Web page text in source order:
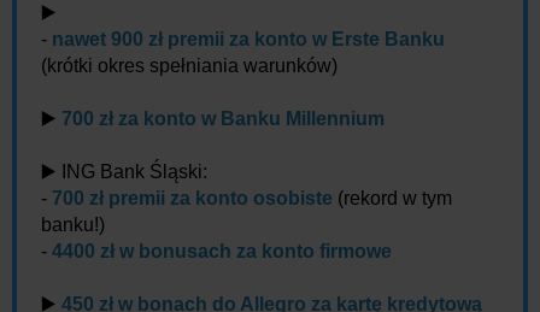
▶️
- nawet 900 zł premii za konto w Erste Banku
(krótki okres spełniania warunków)
▶️ 700 zł za konto w Banku Millennium
▶️ ING Bank Śląski:
- 700 zł premii za konto osobiste (rekord w tym
banku!)
- 4400 zł w bonusach za konto firmowe
▶️ 450 zł w bonach do Allegro za kartę kredytową